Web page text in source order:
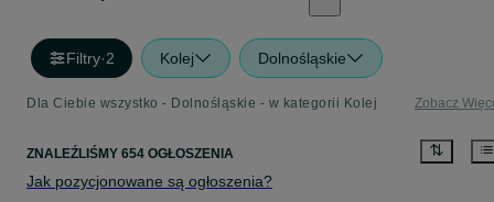
Filtry·2 Kolej Dolnośląskie
Dla Ciebie wszystko - Dolnośląskie - w kategorii Kolej Zobacz
ZNALEŹLIŚMY 654 OGŁOSZENIA
Jak pozycjonowane są ogłoszenia?